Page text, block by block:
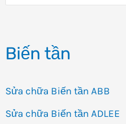
Biến tần
Sửa chữa Biến tần ABB
Sửa chữa Biến tần ADLEE